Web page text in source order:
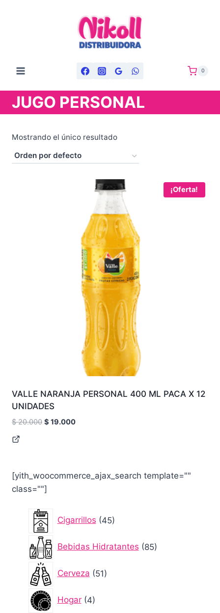
0
JUGO PERSONAL
Mostrando el único resultado
¡Oferta!
VALLE NARANJA PERSONAL 400 ML PACA X 12
UNIDADES
$20.000 Original
$ 19.000Current
[yith_woocommerce_ajax_search template=""
class=""]
Cigarrillos 45
45
productos
Bebidas Hidratantes
85
85
productos
Cerveza
51
51
productos
Hogar
4
4
productos